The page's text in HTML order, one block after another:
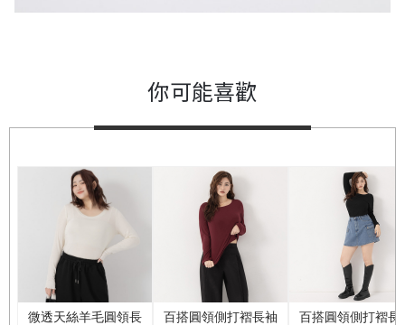
你可能喜歡